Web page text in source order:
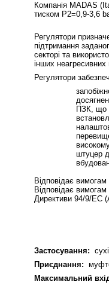
Компанія MADAS
тиском P2=0,9-3,6
Регулятори
підтримання
секторі та
інших неагресивних
Регулятори
ПЗК, що
штуцер
Відповідає
Відповідає
Директиви 94/9/EC
Застосування:
Приєднання:
Максимальний